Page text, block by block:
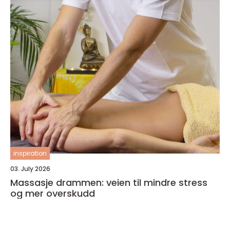
inspiration
03. July 2026
Massasje drammen: veien til mindre stress
og mer overskudd